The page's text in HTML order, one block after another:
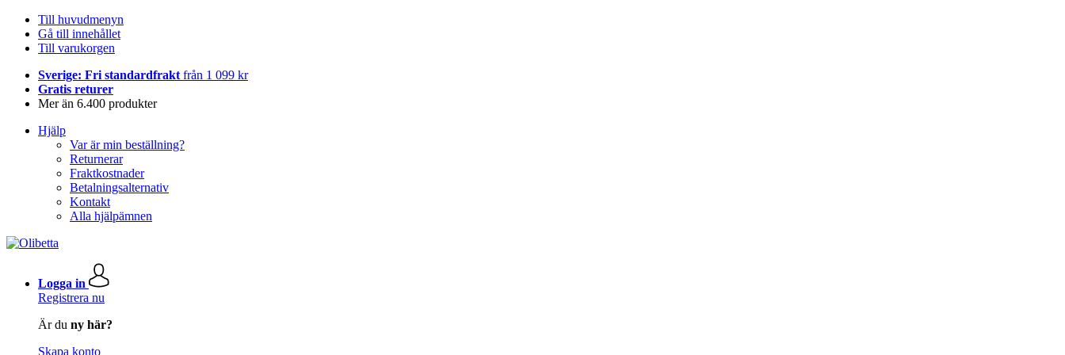
Till huvudmenyn
Gå till innehållet
Till varukorgen
Sverige: Fri standardfrakt från 1 099 kr
Gratis returer
Mer än 6.400 produkter
Hjälp
Var är min beställning?
Returnerar
Fraktkostnader
Betalningsalternativ
Kontakt
Alla hjälpämnen
Logga in
Registrera nu
Är du ny här?
Skapa konto